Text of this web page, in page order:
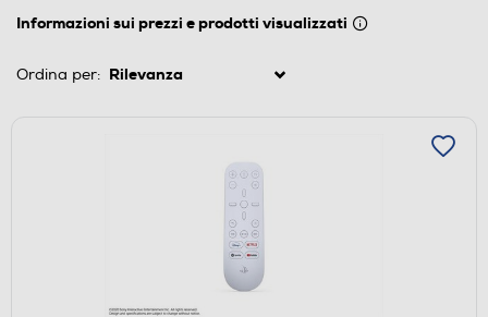
Informazioni sui prezzi e prodotti visualizzati
Ordina per: